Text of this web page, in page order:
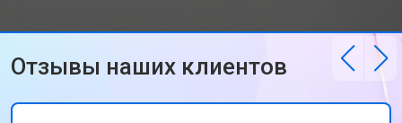
Отзывы наших клиентов